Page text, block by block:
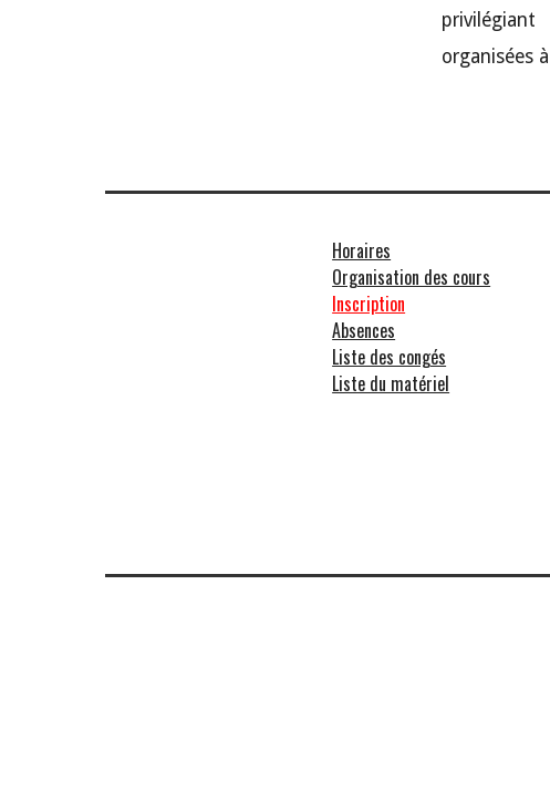
organisées
Horaires
Organisation des cours
Inscription
Absences
Liste des congés
Liste du matériel